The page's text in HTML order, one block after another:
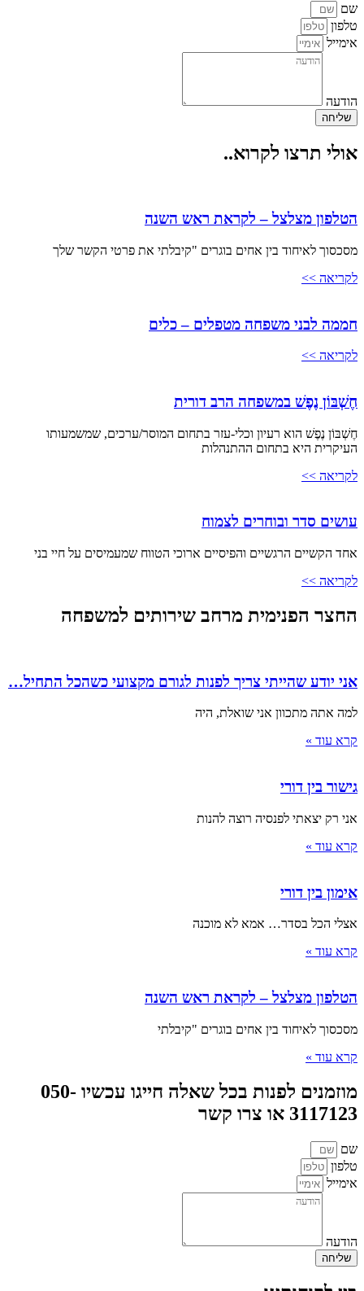
שם
טלפון
אימייל
הודעה
שליחה
אולי תרצו לקרוא..
הטלפון מצלצל – לקראת ראש השנה
מסכסוך לאיחוד בין אחים בוגרים "קיבלתי את פרטי הקשר שלך
לקריאה >>
חממה לבני משפחה מטפלים – כלים
לקריאה >>
חֶשְׁבּוֹן נֶפֶשׁ במשפחה הרב דורית
חֶשְׁבּוֹן נֶפֶשׁ הוא רעיון וכלי-עזר בתחום המוסר/ערכים, שמשמעותו
העיקרית היא בתחום ההתנהלות
לקריאה >>
עושים סדר ובוחרים לצמוח
אחד הקשיים הרגשיים והפיסיים ארוכי הטווח שמעמיסים על חיי בני
לקריאה >>
החצר הפנימית מרחב שירותים למשפחה
אני יודע שהייתי צריך לפנות לגורם מקצועי כשהכל התחיל…
למה אתה מתכוון אני שואלת, היה
קרא עוד »
גישור בין דורי
אני רק יצאתי לפנסיה רוצה להנות
קרא עוד »
אימון בין דורי
אצלי הכל בסדר… אמא לא מוכנה
קרא עוד »
הטלפון מצלצל – לקראת ראש השנה
מסכסוך לאיחוד בין אחים בוגרים "קיבלתי
קרא עוד »
מוזמנים לפנות בכל שאלה חייגו עכשיו 050-
3117123 או צרו קשר
שם
טלפון
אימייל
הודעה
שליחה